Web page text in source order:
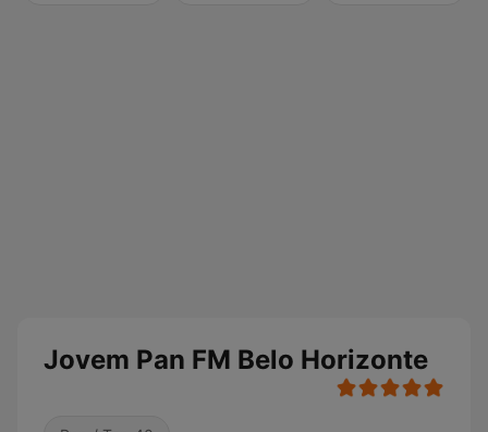
Jovem Pan FM Belo Horizonte